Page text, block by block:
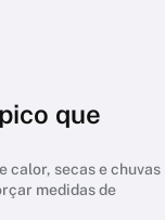
que
calor, secas e chuvas
medidas de